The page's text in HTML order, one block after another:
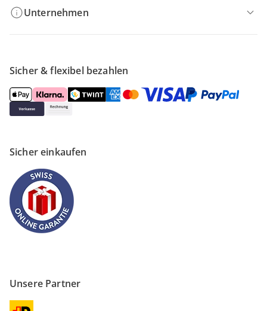
Unternehmen
Sicher & flexibel bezahlen
Sicher einkaufen
Unsere Partner